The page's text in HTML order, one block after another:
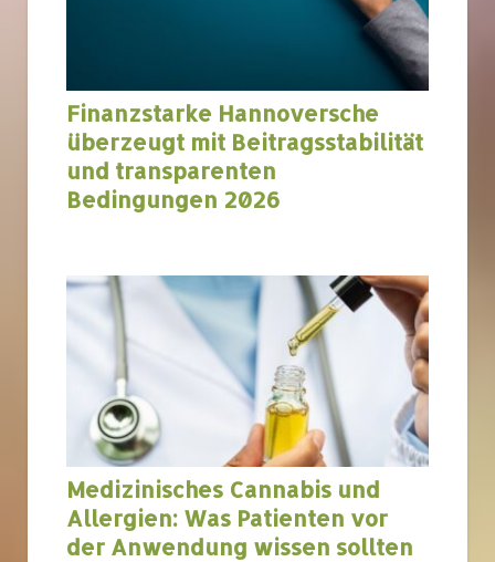
Finanzstarke Hannoversche
überzeugt mit Beitragsstabilität
und transparenten
Bedingungen 2026
Medizinisches Cannabis und
Allergien: Was Patienten vor
der Anwendung wissen sollten